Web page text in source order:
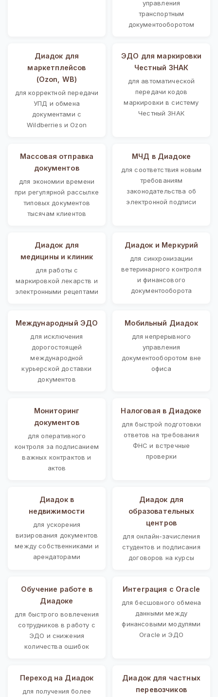
управления
транспортным
документооборотом
Диадок для
маркетплейсов
(Ozon, WB)
для корректной передачи
УПД и обмена
документами с
Wildberries и Ozon
ЭДО для маркировки
Честный ЗНАК
для автоматической
передачи кодов
маркировки в систему
Честный ЗНАК
Массовая отправка
документов
для экономии времени
при регулярной рассылке
типовых документов
тысячам клиентов
МЧД в Диадоке
для соответствия новым
требованиям
законодательства об
электронной подписи
Диадок для
медицины и клиник
для работы с
маркировкой лекарств и
электронными рецептами
Диадок и Меркурий
для синхронизации
ветеринарного контроля
и финансового
документооборота
Международный ЭДО
для исключения
дорогостоящей
международной
курьерской доставки
документов
Мобильный Диадок
для непрерывного
управления
документооборотом вне
офиса
Мониторинг
документов
для оперативного
контроля за подписанием
важных контрактов и
актов
Налоговая в Диадоке
для быстрой подготовки
ответов на требования
ФНС и встречные
проверки
Диадок в
недвижимости
для ускорения
визирования документов
между собственниками и
арендаторами
Диадок для
образовательных
центров
для онлайн-зачисления
студентов и подписания
договоров на курсы
Обучение работе в
Диадоке
для быстрого вовлечения
сотрудников в работу с
ЭДО и снижения
количества ошибок
Интеграция с Oracle
для бесшовного обмена
данными между
финансовыми модулями
Oracle и ЭДО
Переход на Диадок
для получения более
Диадок для частных
перевозчиков